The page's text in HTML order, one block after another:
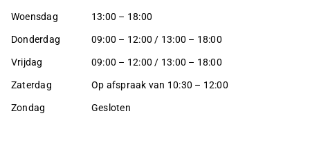
Woensdag 13:00 – 18:00
Donderdag 09:00 – 12:00 / 13:00 – 18:00
Vrijdag 09:00 – 12:00 / 13:00 – 18:00
Zaterdag Op afspraak van 10:30 – 12:00
Zondag Gesloten